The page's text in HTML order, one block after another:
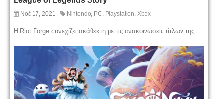
Νοέ 17, 2021 Nintendo, PC, Playstation, Xbox
Η Riot Forge συνεχίζει ακάθεκτη με τις ανακοινώσεις τίτλων της